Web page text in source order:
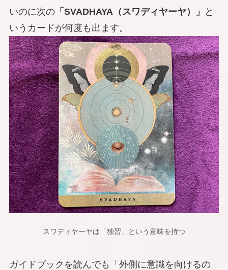
いのに次の「SVADHAYA（スワディヤーヤ）」
と
いうカードが何度も出ます。
スワディヤーヤは「独習」という意味を持つ
ガイドブックを読んでも「外側に意識を向けるの